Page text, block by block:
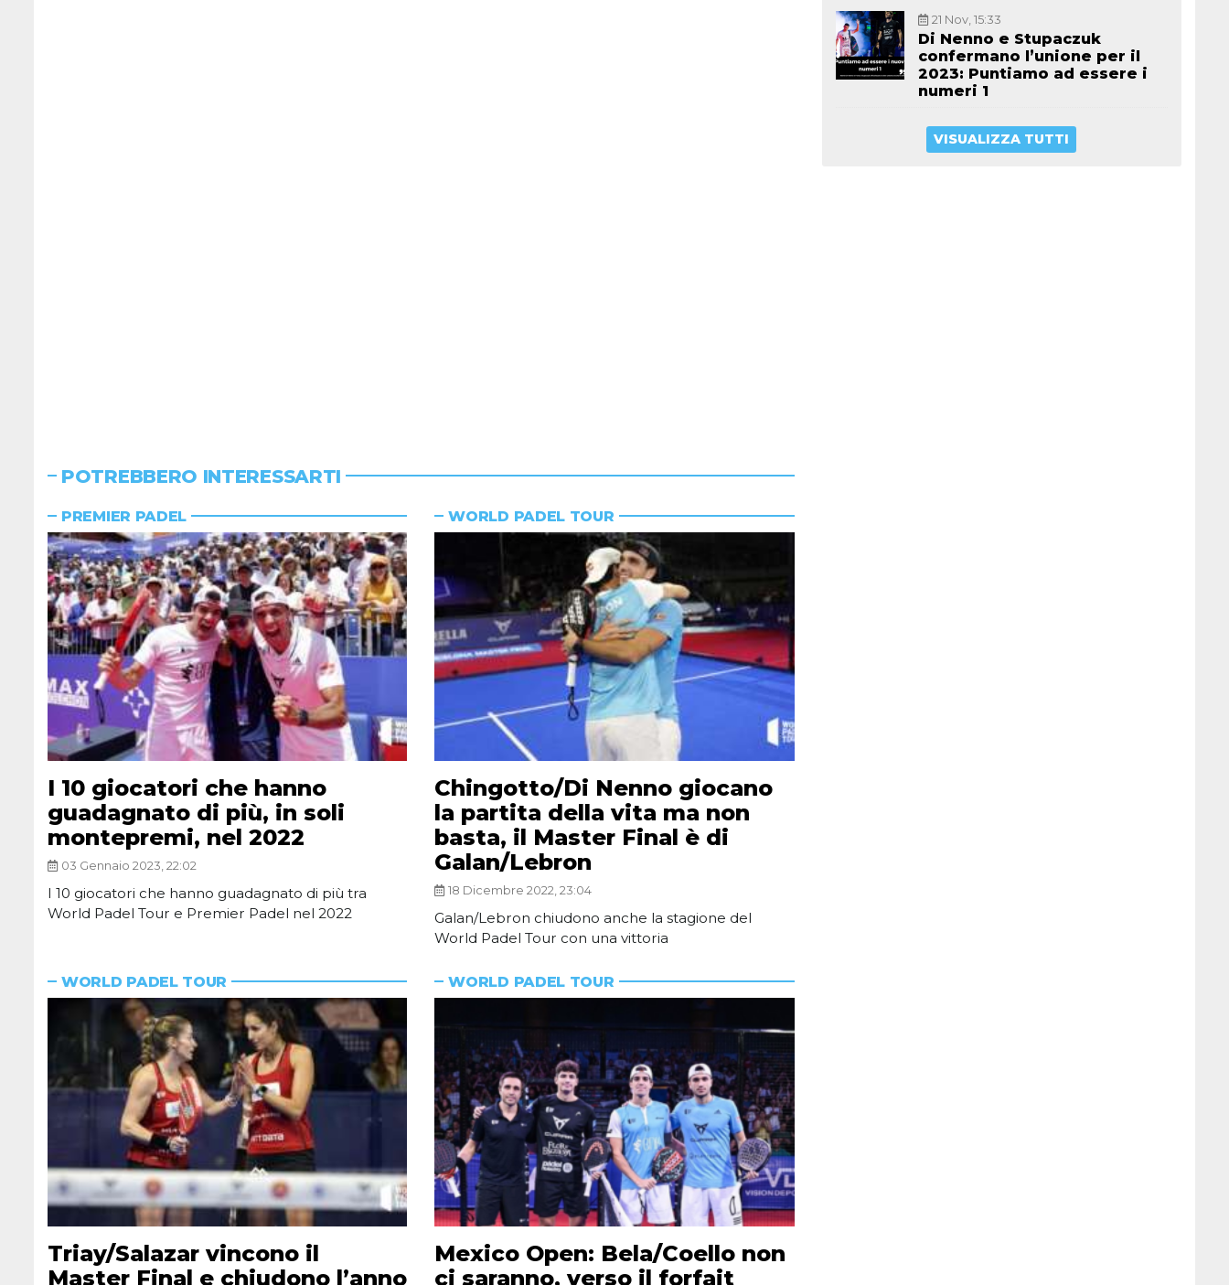
POTREBBERO INTERESSARTI
PREMIER PADEL
I 10 giocatori che hanno
guadagnato di più, in soli
montepremi, nel 2022
03 Gennaio 2023, 22:02
I 10 giocatori che hanno guadagnato di più tra
World Padel Tour e Premier Padel nel 2022
WORLD PADEL TOUR
Chingotto/Di Nenno giocano
la partita della vita ma non
basta, il Master Final è di
Galan/Lebron
18 Dicembre 2022, 23:04
Galan/Lebron chiudono anche la stagione del
World Padel Tour con una vittoria
WORLD PADEL TOUR
Triay/Salazar vincono il
Master Final e chiudono l’anno
WORLD PADEL TOUR
Mexico Open: Bela/Coello non
ci saranno, verso il forfait
21 Nov, 15:33
Di Nenno e Stupaczuk
confermano l’unione per il
2023: Puntiamo ad essere i
numeri 1
VISUALIZZA TUTTI